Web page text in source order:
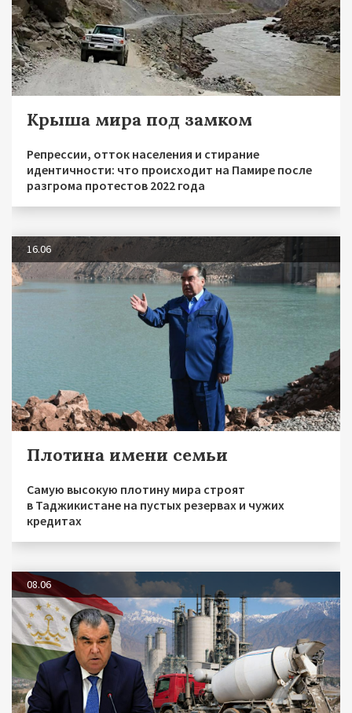
Крыша мира под замком
Репрессии, отток населения и стирание
идентичности: что происходит на Памире после
разгрома протестов 2022 года
16.06
Плотина имени семьи
Самую высокую плотину мира строят
в Таджикистане на пустых резервах и чужих
кредитах
08.06